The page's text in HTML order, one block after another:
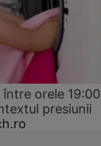
orele
presiunii